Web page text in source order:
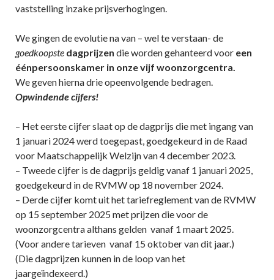
vaststelling inzake prijsverhogingen.
We gingen de evolutie na van – wel te verstaan- de
goedkoopste dagprijzen die worden gehanteerd voor een
éénpersoonskamer in onze vijf woonzorgcentra.
We geven hierna drie opeenvolgende bedragen.
Opwindende cijfers!
– Het eerste cijfer slaat op de dagprijs die met ingang van
1 januari 2024 werd toegepast, goedgekeurd in de Raad
voor Maatschappelijk Welzijn van 4 december 2023.
– Tweede cijfer is de dagprijs geldig vanaf 1 januari 2025,
goedgekeurd in de RVMW op 18 november 2024.
– Derde cijfer komt uit het tariefreglement van de RVMW
op 15 september 2025 met prijzen die voor de
woonzorgcentra althans gelden vanaf 1 maart 2025.
(Voor andere tarieven vanaf 15 oktober van dit jaar.)
(Die dagprijzen kunnen in de loop van het
jaargeïndexeerd.)